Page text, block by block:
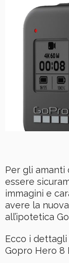
Per gli amanti
essere
immagini e
avere la
all’ipotetica
Ecco i
Gopro Hero 8